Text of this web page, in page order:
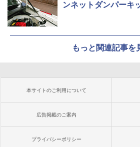
ンネットダンパーキ
もっと関連記事を
本サイトのご利用について
広告掲載のご案内
プライバシーポリシー